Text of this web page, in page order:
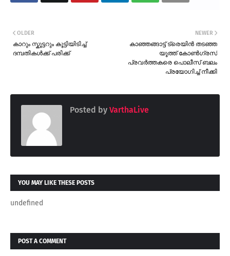
NEWER
കാഞ്ഞങ്ങാട്ട് ട്രെയിൻ തടഞ്ഞ
യൂത്ത് കോൺഗ്രസ്
പ്രവർത്തകരെ പൊലീസ് ബലം
പ്രയോഗിച്ച് നീക്കി
OLDER
കാറും സ്കൂട്ടറും കൂട്ടിയിടിച്ച്
ദമ്പതികൾക്ക് പരിക്ക്
Posted by VarthaLive
YOU MAY LIKE THESE POSTS
undefined
POST A COMMENT